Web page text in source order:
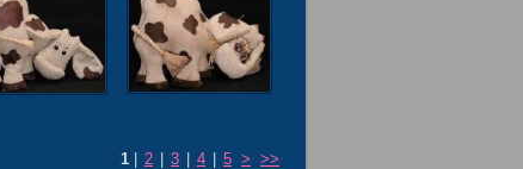
1 2 3 4 5 > >>